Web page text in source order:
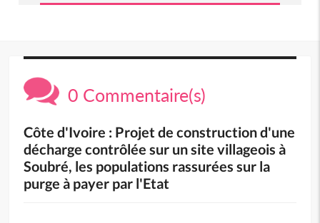
0 Commentaire(s)
Côte d'Ivoire : Projet de construction d'une
décharge contrôlée sur un site villageois à
Soubré, les populations rassurées sur la
purge à payer par l'Etat